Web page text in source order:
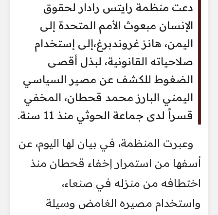
دعت منظمة رايتس رادار لحقوق
الإنسان مبعوث الأمم المتحدة إلى
اليمن، هانز غروندبرغ،إلى إستخدام
صلاحياته القانونية، لبذل أقصى
الضغوط للكشف عن مصير السياسي
اليمني البارز محمد قحطان، المخفي
قسراً لدى جماعة الحوثي منذ 11 سنة.
وعبرت المنظمة، في بيان لها اليوم، عن
أسفها من استمرار إخفاء قحطان منذ
اختطافه من منزله في صنعاء،
واستخدام مصيره الغامض وسيلة